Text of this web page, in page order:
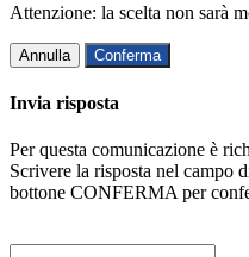
Attenzione: la scelta non sarà
Annulla Conferma
Invia risposta
Per questa comunicazione è
Scrivere la risposta nel campo
bottone CONFERMA per